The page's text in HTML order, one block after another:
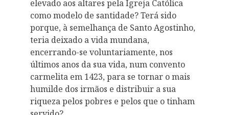
elevado aos altares pela Igreja Católica
como modelo de santidade? Terá sido
porque, à semelhança de Santo Agostinho,
teria deixado a vida mundana,
encerrando-se voluntariamente, nos
últimos anos da sua vida, num convento
carmelita em 1423, para se tornar o mais
humilde dos irmãos e distribuir a sua
riqueza pelos pobres e pelos que o tinham